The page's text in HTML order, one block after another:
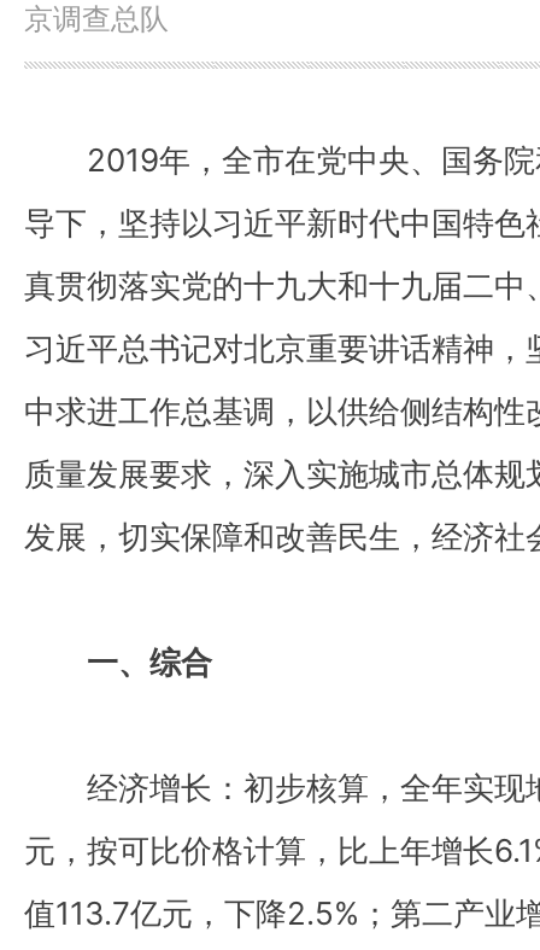
京调查总队
2019年，全市在党中央、国务院
导下，坚持以习近平新时代中国特
真贯彻落实党的十九大和十九届二
习近平总书记对北京重要讲话精神
中求进工作总基调，以供给侧结构
质量发展要求，深入实施城市总体
发展，切实保障和改善民生，经济
一、综合
经济增长：初步核算，全年实现
元，按可比价格计算，比上年增长
值113.7亿元，下降2.5%；第二产业